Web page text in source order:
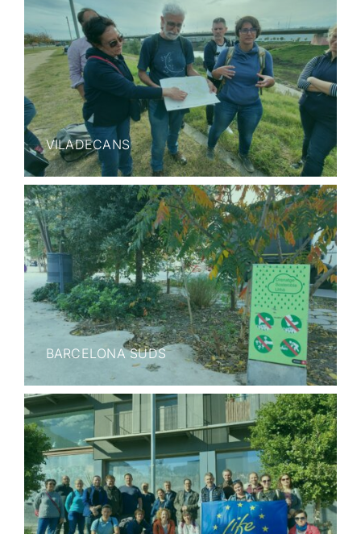
VILADECANS
BARCELONA SUDS